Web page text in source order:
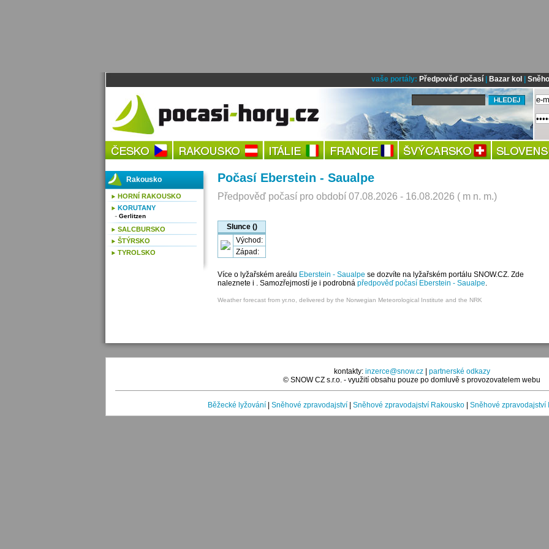
vaše portály: Předpověď počasí| Bazar kol
Počasí Eberstein - Saualpe
Předpověď počasí pro období 07.08.2026 - 16.08.2026 ( m n. m.)
Slunce ()
Východ:
Západ:
Více o lyžařském areálu Eberstein - Saualpe se dozvíte na lyžařském portálu SNOW.CZ. Zde
naleznete i . Samozřejmostí je i podrobná předpověď počasí Eberstein - Saualpe.
Weather forecast from yr.no, delivered by the Norwegian Meteorological Institute and the NRK
Rakousko
HORNÍ RAKOUSKO
KORUTANY
Gerlitzen
SALCBURSKO
ŠTÝRSKO
TYROLSKO
kontakty: inzerce@snow.cz| partnerské odkazy
© SNOW CZ s.r.o. - využití obsahu pouze po domluvě s provozovatelem webu
Běžecké lyžování Sněhové zpravodajství Sněhové zpravodajství Rakousko Sněhové zpravodajství